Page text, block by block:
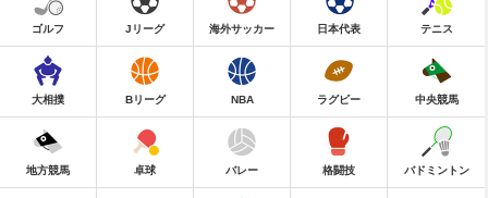
ゴルフ Jリーグ 海外サッカー 日本代表 テニス
大相撲 Bリーグ NBA ラグビー 中央競馬
地方競馬 卓球 バレー 格闘技 バドミントン